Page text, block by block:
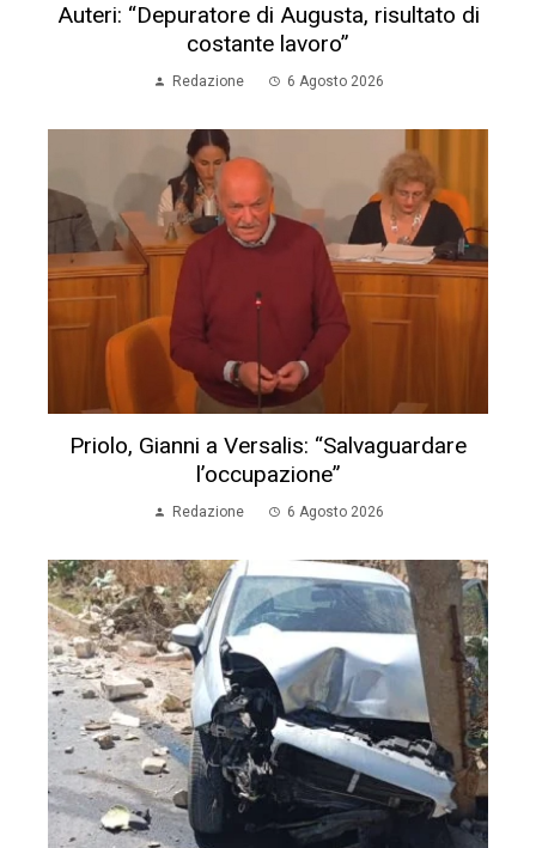
Auteri: “Depuratore di Augusta, risultato di
costante lavoro”
Redazione 6 Agosto 2026
Priolo, Gianni a Versalis: “Salvaguardare
l’occupazione”
Redazione 6 Agosto 2026